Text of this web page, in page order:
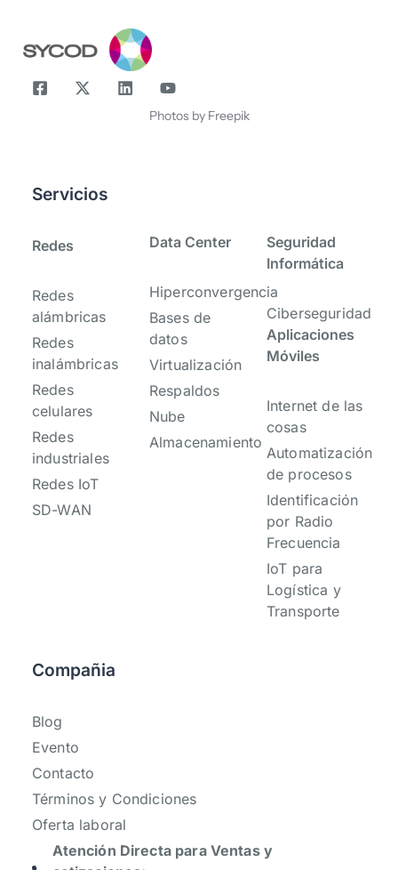
Photos by Freepik
Servicios
Redes
Redes
alámbricas
Redes
inalámbricas
Redes
celulares
Redes
industriales
Redes IoT
SD-WAN
Data Center
Hiperconvergencia
Bases de
datos
Virtualización
Respaldos
Nube
Almacenamiento
Seguridad
Informática
Ciberseguridad
Aplicaciones
Móviles
Internet de las
cosas
Automatización
de procesos
Identificación
por Radio
Frecuencia
IoT para
Logística y
Transporte
Compañia
Blog
Evento
Contacto
Términos y Condiciones
Oferta laboral
Atención Directa para Ventas y